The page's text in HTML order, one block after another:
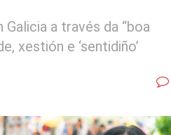
a través da “boa
xestión e ‘sentidiño’